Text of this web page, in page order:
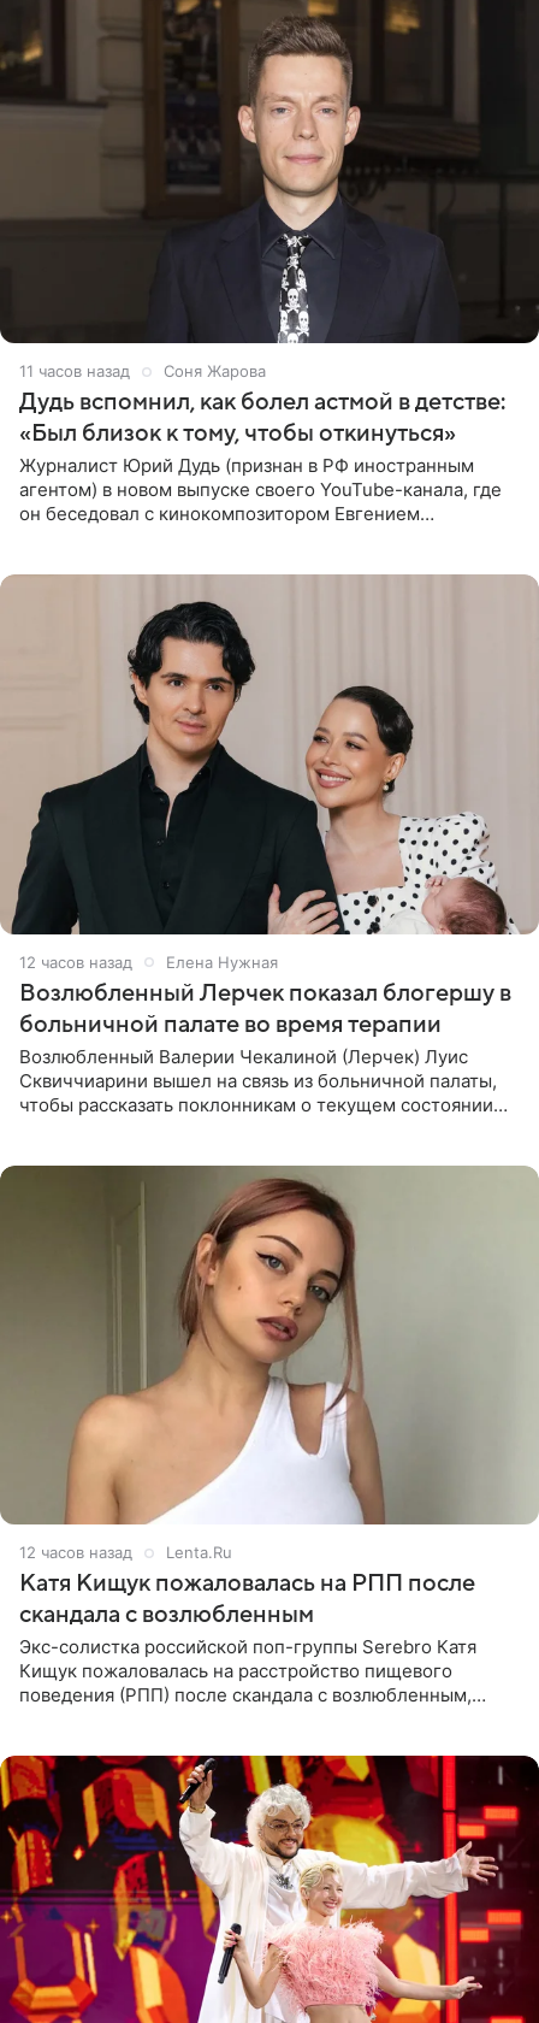
11 часов назад Соня Жарова
Дудь вспомнил, как болел астмой в детстве:
«Был близок к тому, чтобы откинуться»
Журналист Юрий Дудь (признан в РФ иностранным
агентом) в новом выпуске своего YouTube-канала, где
он беседовал с кинокомпозитором Евгением
12 часов назад Елена Нужная
Возлюбленный Лерчек показал блогершу в
больничной палате во время терапии
Возлюбленный Валерии Чекалиной (Лерчек) Луис
Сквиччиарини вышел на связь из больничной палаты,
чтобы рассказать поклонникам о текущем состоянии
12 часов назад Lenta.Ru
Катя Кищук пожаловалась на РПП после
скандала с возлюбленным
Экс-солистка российской поп-группы Serebro Катя
Кищук пожаловалась на расстройство пищевого
поведения (РПП) после скандала с возлюбленным,